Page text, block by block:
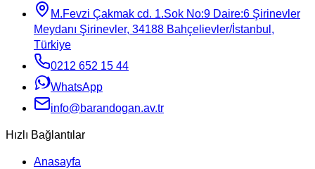
M.Fevzi Çakmak cd. 1.Sok No:9 Daire:6 Şirinevler
Meydanı Şirinevler, 34188 Bahçelievler/İstanbul,
Türkiye
0212 652 15 44
WhatsApp
info@barandogan.av.tr
Hızlı Bağlantılar
Anasayfa